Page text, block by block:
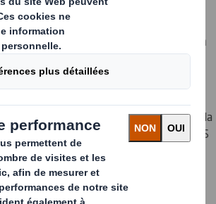
faire et de ses capacités
a reçu 2 Flexostars d’OR dans la
:
avec le décor Bonneval imprimé sur la
& Krecke de Velin pour le compte de DS